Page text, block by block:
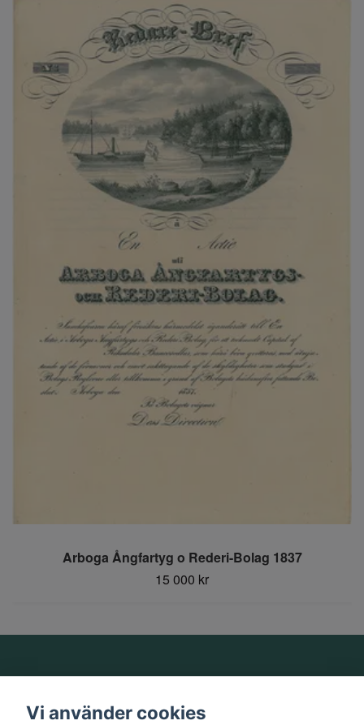
Arboga Ångfartyg o Rederi-Bolag 1837
15 000 kr
Vi använder cookies